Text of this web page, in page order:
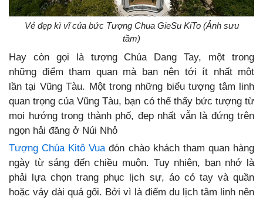
Vẻ đẹp kì vĩ của bức Tượng Chua GieSu KiTo (Ảnh sưu
tầm)
Hay còn gọi là tượng Chúa Dang Tay, một trong
những điểm tham quan mà bạn nên tới ít nhất một
lần tại Vũng Tàu. Một trong những biểu tượng tâm linh
quan trọng của Vũng Tàu, bạn có thể thấy bức tượng từ
mọi hướng trong thành phố, đẹp nhất vẫn là đứng trên
ngọn hải đăng ở Núi Nhỏ
Tượng Chúa Kitô Vuađón chào khách tham quan hàng
ngày từ sáng đến chiều muộn. Tuy nhiên, bạn nhớ là
phải lựa chọn trang phục lịch sự, áo có tay và quần
hoặc váy dài quá gối. Bởi vì là điểm du lịch tâm linh nên